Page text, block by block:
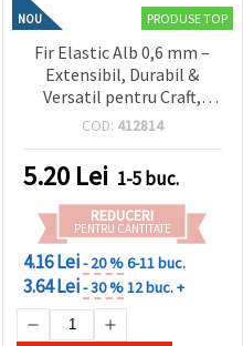
NOU PRODUSE TOP
Fir Elastic Alb 0,6 mm –
Extensibil, Durabil &
Versatil pentru Craft,
Hobby și Bijuterii, Rolă
COD: 412814
5.20 Lei 1-5 buc.
REDUCERI
PENTRU CANTITATE
4.16 Lei- 20 %6-11 buc.
3.64 Lei- 30 %12 buc. +